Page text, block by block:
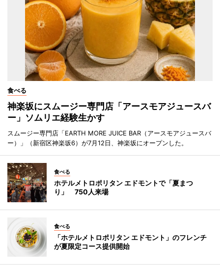
食べる
神楽坂にスムージー専門店「アースモアジュースバ
ー」ソムリエ経験生かす
スムージー専門店「EARTH MORE JUICE BAR（アースモアジュースバ
ー）」（新宿区神楽坂6）が7月12日、神楽坂にオープンした。
食べる
ホテルメトロポリタン エドモントで「夏まつ
り」 750人来場
食べる
「ホテルメトロポリタン エドモント」のフレンチ
が夏限定コース提供開始